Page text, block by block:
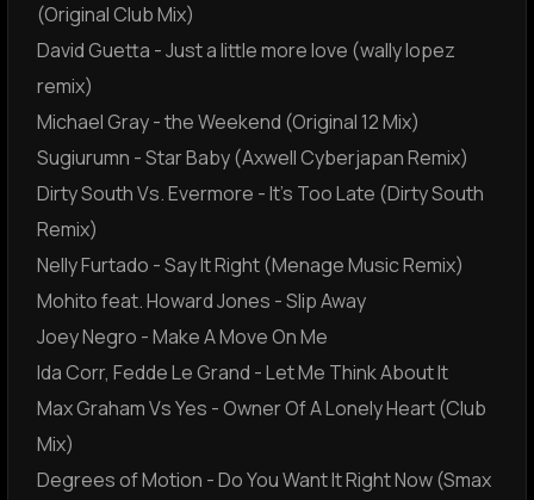
(Original Club Mix)
David Guetta - Just a little more love (wally lopez
remix)
Michael Gray - the Weekend (Original 12 Mix)
Sugiurumn - Star Baby (Axwell Cyberjapan Remix)
Dirty South Vs. Evermore - It's Too Late (Dirty South
Remix)
Nelly Furtado - Say It Right (Menage Music Remix)
Mohito feat. Howard Jones - Slip Away
Joey Negro - Make A Move On Me
Ida Corr, Fedde Le Grand - Let Me Think About It
Max Graham Vs Yes - Owner Of A Lonely Heart (Club
Mix)
Degrees of Motion - Do You Want It Right Now (Smax